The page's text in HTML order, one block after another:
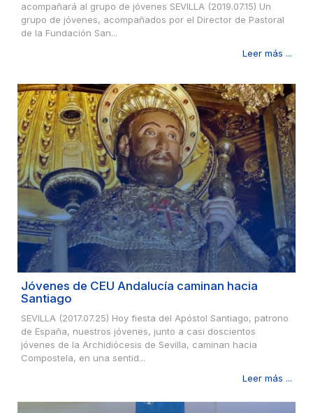
acompañará al grupo de jóvenes SEVILLA (2019.07.15) Un
grupo de jóvenes, acompañados por el Director de Pastoral
de la Fundación San...
Leer más ...
Jóvenes de CEU Andalucía caminan hacia
Santiago
SEVILLA (2017.07.25) Hoy fiesta del Apóstol Santiago, patrono
de España, nuestros jóvenes, junto a casi doscientos
jóvenes de la Archidiócesis de Sevilla, caminan hacia
Compostela, en una sentid...
Leer más ...